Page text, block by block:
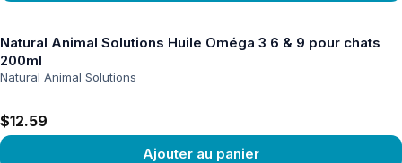
Natural Animal Solutions Huile Oméga 3 6 & 9 pour chats
200ml
Natural Animal Solutions
$12.59
Ajouter au panier